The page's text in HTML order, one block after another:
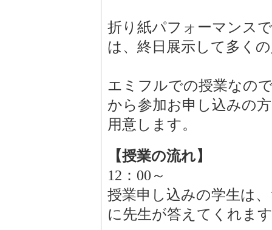
折り紙パフォーマンス
は、終日展示して多く
エミフルでの授業なの
から参加お申し込みの
用意します。
【授業の流れ】
12：00～
授業申し込みの学生は
に先生が答えてくれま